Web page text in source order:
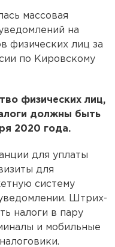
массовая
на
физических лиц за
по Кировскому
физических лиц,
должны быть
2020 года.
для уплаты
для
систему
Штрих-
налоги в пару
и мобильные